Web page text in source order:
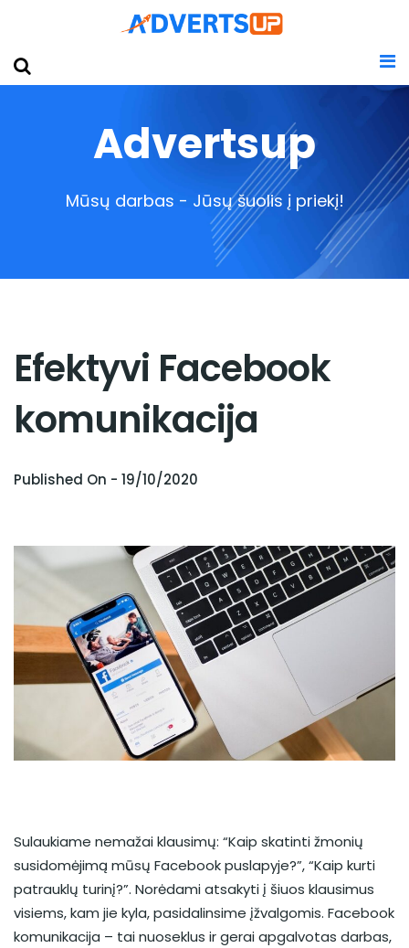
Advertsup
Mūsų darbas - Jūsų šuolis į priekį!
Efektyvi Facebook
komunikacija
Published On - 19/10/2020
Sulaukiame nemažai klausimų: “Kaip skatinti žmonių
susidomėjimą mūsų Facebook puslapyje?”, “Kaip kurti
patrauklų turinį?”. Norėdami atsakyti į šiuos klausimus
visiems, kam jie kyla, pasidalinsime įžvalgomis. Facebook
komunikacija – tai nuoseklus ir gerai apgalvotas darbas,